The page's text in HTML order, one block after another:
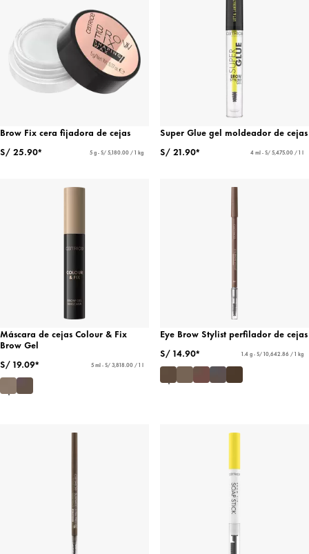
Brow Fix cera fijadora de cejas
S/ 25.90*
5 g - S/ 5,180.00 / 1 kg
Super Glue gel moldeador de cejas
S/ 21.90*
4 ml - S/ 5,475.00 / 1 l
Máscara de cejas Colour & Fix
Brow Gel
S/ 19.09*
5 ml - S/ 3,818.00 / 1 l
Eye Brow Stylist perfilador de cejas
S/ 14.90*
1.4 g - S/ 10,642.86 / 1 kg